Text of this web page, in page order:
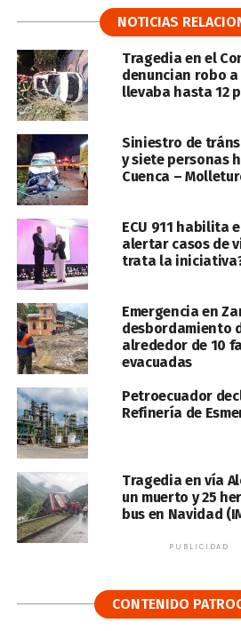
NOTICIAS
Tragedia en el
denuncian robo a
llevaba hasta 12
Siniestro de
y siete personas
Cuenca –
ECU 911 habilita
alertar casos de
trata la
Emergencia en
desbordamiento
alrededor de 10
evacuadas
Petroecuador
Refinería de
Tragedia en vía
un muerto y 25
bus en Navidad
PUBLICIDAD
CONTENIDO